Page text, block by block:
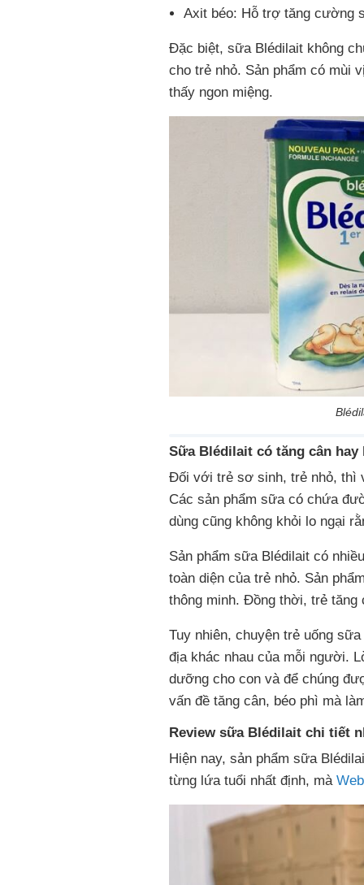
Axit béo: Hỗ trợ tăng cường
Đặc biệt, sữa Blédilait không
cho trẻ nhỏ. Sản phẩm có mùi
thấy ngon miệng.
Sữa Blédilait có tăng cân
Đối với trẻ sơ sinh, trẻ nhỏ, thì
Các sản phẩm sữa có chứa
dùng cũng không khỏi lo ngại
Sản phẩm sữa Blédilait có
toàn diện của trẻ nhỏ. Sản
thông minh. Đồng thời, trẻ
Tuy nhiên, chuyện trẻ uống
địa khác nhau của mỗi người.
dưỡng cho con và để chúng
vấn đề tăng cân, béo phì mà
Review sữa Blédilait chi tiết
Hiện nay, sản phẩm sữa
từng lứa tuổi nhất định, mà